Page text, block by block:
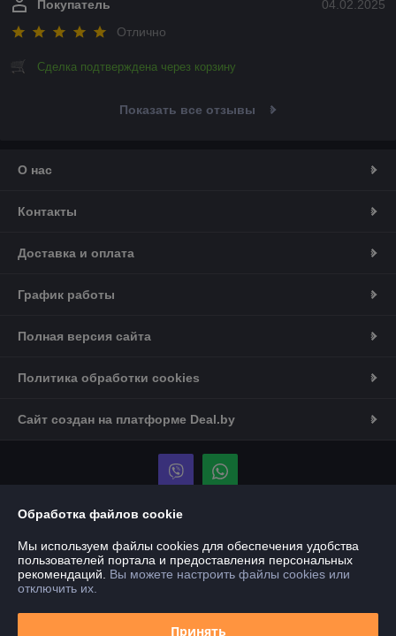
04.02.2025
Покупатель
Отлично
Сделка подтверждена через корзину
Показать все отзывы
О нас
Контакты
Доставка и оплата
График работы
Полная версия сайта
Политика обработки cookies
Сайт создан на платформе Deal.by
Юридическое лицо:Общество с ограниченной ответственностью
«Ватерлоо»
220138, г. Минск, ул. Связистов, д. 8, кв. 95
Регистрационный номер ЕГР: 193964773
Обработка файлов cookie
Мы используем файлы cookies для обеспечения удобства
пользователей портала и предоставления персональных
рекомендаций. Вы можете настроить файлы cookies или
отключить их.
Принять